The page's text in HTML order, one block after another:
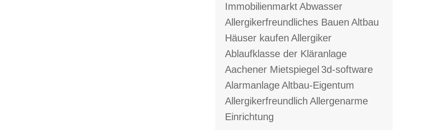
ImmobilienmarktAbwasser
Allergikerfreundliches Bauen Altbau
Häuser kaufen Allergiker
Ablaufklasse der Kläranlage
Aachener Mietspiegel 3d-software
AlarmanlageAltbau-Eigentum
Allergikerfreundlich Allergenarme
Einrichtung